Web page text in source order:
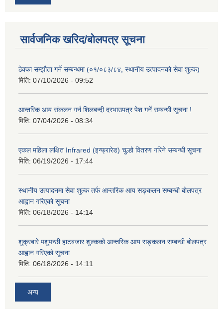
सार्वजनिक खरिद/बोलपत्र सूचना
ठेक्का सम्झौता गर्ने सम्बन्धमा (०१/०८३/८४, स्थानीय उत्पादनको सेवा शुल्क)
मिति: 07/10/2026 - 09:52
आन्तरिक आय संकलन गर्न शिलबन्दी दरभाउपत्र पेश गर्ने सम्बन्धी सूचना !
मिति: 07/04/2026 - 08:34
एकल महिला लक्षित Infrared (इन्फ्रारेड) चुल्हो वितरण गरिने सम्बन्धी सूचना
मिति: 06/19/2026 - 17:44
स्थानीय उत्पादनमा सेवा शुल्क तर्फ आन्तरिक आय सङ्कलन सम्बन्धी बोलपत्र
आह्वान गरिएको सूचना
मिति: 06/18/2026 - 14:14
शुक्रबारे पशुपन्छी हाटबजार शुल्कको आन्तरिक आय सङ्कलन सम्बन्धी बोलपत्र
आह्वान गरिएको सूचना
मिति: 06/18/2026 - 14:11
अन्य